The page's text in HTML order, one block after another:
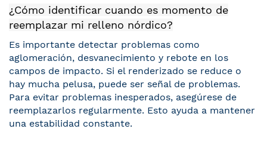
¿Cómo identificar cuando es momento de
reemplazar mi relleno nórdico?
Es importante detectar problemas como
aglomeración, desvanecimiento y rebote en los
campos de impacto. Si el renderizado se reduce o
hay mucha pelusa, puede ser señal de problemas.
Para evitar problemas inesperados, asegúrese de
reemplazarlos regularmente. Esto ayuda a mantener
una estabilidad constante.